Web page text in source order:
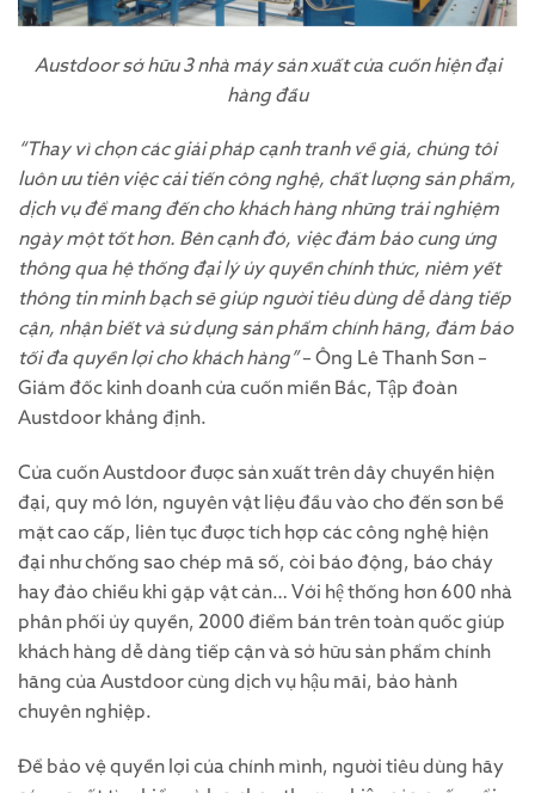
Austdoor sở hữu 3 nhà máy sản xuất cửa cuốn hiện đại
hàng đầu
“Thay vì chọn các giải pháp cạnh tranh về giá, chúng tôi
luôn ưu tiên việc cải tiến công nghệ, chất lượng sản phẩm,
dịch vụ để mang đến cho khách hàng những trải nghiệm
ngày một tốt hơn. Bên cạnh đó, việc đảm bảo cung ứng
thông qua hệ thống đại lý ủy quyền chính thức, niêm yết
thông tin minh bạch sẽ giúp người tiêu dùng dễ dàng tiếp
cận, nhận biết và sử dụng sản phẩm chính hãng, đảm bảo
tối đa quyền lợi cho khách hàng”– Ông Lê Thanh Sơn –
Giám đốc kinh doanh cửa cuốn miền Bắc, Tập đoàn
Austdoor khẳng định.
Cửa cuốn Austdoor được sản xuất trên dây chuyền hiện
đại, quy mô lớn, nguyên vật liệu đầu vào cho đến sơn bề
mặt cao cấp, liên tục được tích hợp các công nghệ hiện
đại như chống sao chép mã số, còi báo động, báo cháy
hay đảo chiều khi gặp vật cản… Với hệ thống hơn 600 nhà
phân phối ủy quyền, 2000 điểm bán trên toàn quốc giúp
khách hàng dễ dàng tiếp cận và sở hữu sản phẩm chính
hãng của Austdoor cùng dịch vụ hậu mãi, bảo hành
chuyên nghiệp.
Để bảo vệ quyền lợi của chính mình, người tiêu dùng hãy